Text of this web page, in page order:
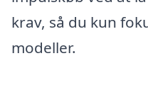
krav, så du kun
modeller.